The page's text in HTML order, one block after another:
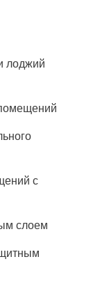
лоджий
с
слоем